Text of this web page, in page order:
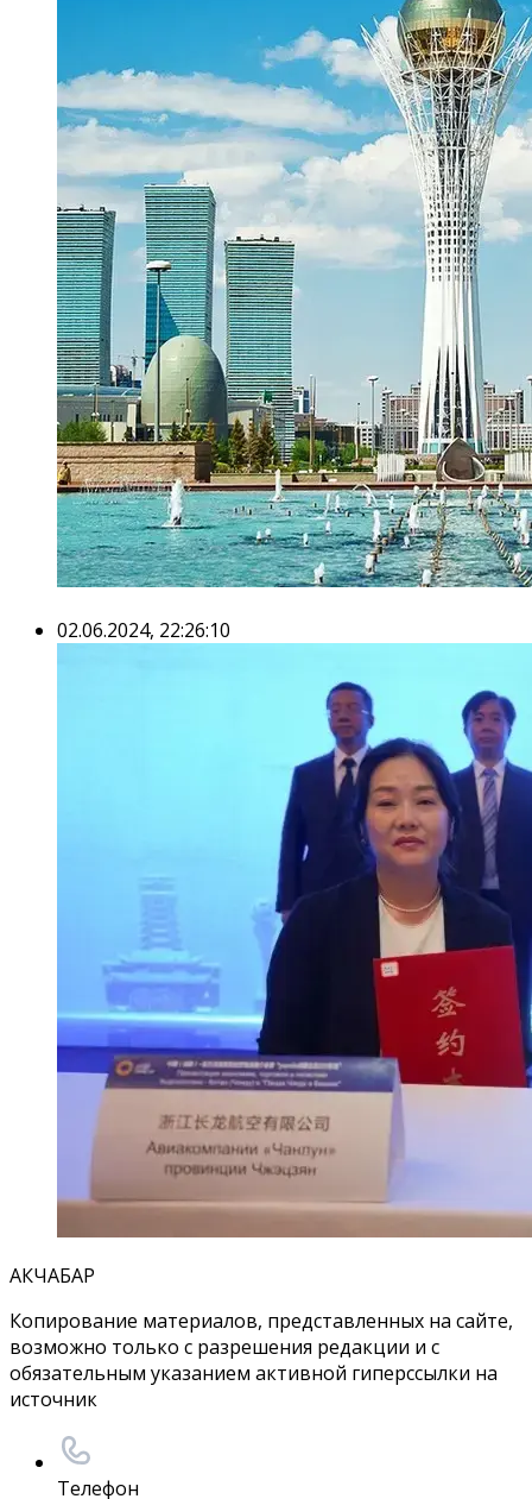
02.06.2024, 22:26:10
АКЧАБАР
Копирование материалов, представленных на сайте,
возможно только с разрешения редакции и с
обязательным указанием активной гиперссылки на
источник
Телефон